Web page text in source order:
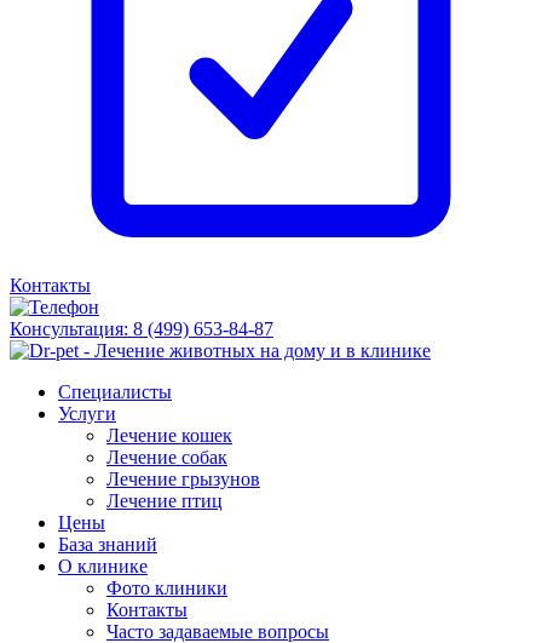
Контакты
Консультация: 8 (499) 653-84-87
Специалисты
Услуги
Лечение кошек
Лечение собак
Лечение грызунов
Лечение птиц
Цены
База знаний
О клинике
Фото клиники
Контакты
Часто задаваемые вопросы